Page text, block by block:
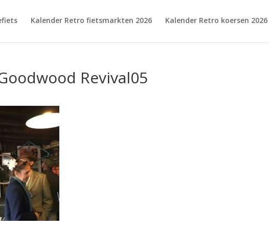
Kalender Retro fietsmarkten 2026 Kalender Retro koersen 2026
Revival05